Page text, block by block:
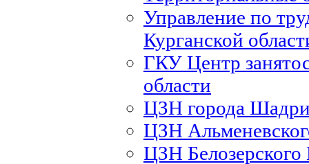
Управление по
Курганской
ГКУ Центр
области
ЦЗН города
ЦЗН
ЦЗН